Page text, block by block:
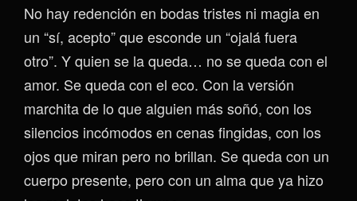
No hay redención en bodas tristes ni magia en
un “sí, acepto” que esconde un “ojalá fuera
otro”. Y quien se la queda… no se queda con el
amor. Se queda con el eco. Con la versión
marchita de lo que alguien más soñó, con los
silencios incómodos en cenas fingidas, con los
ojos que miran pero no brillan. Se queda con un
cuerpo presente, pero con un alma que ya hizo